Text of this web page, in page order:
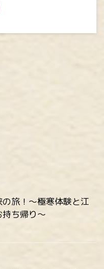
の旅！～極寒体験と江
ち帰り～